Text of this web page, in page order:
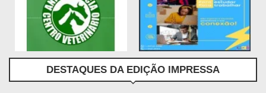
DESTAQUES DA EDIÇÃO IMPRESSA